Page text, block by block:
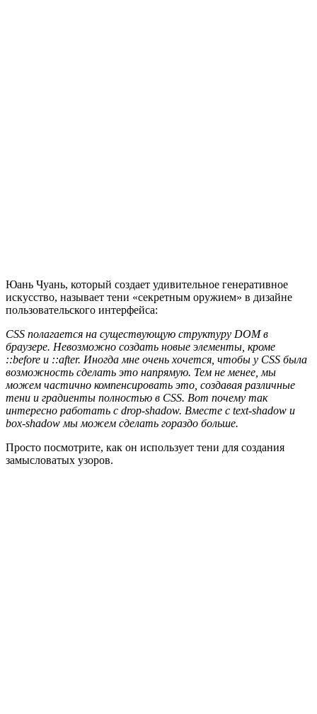
Юань Чуань, который создает удивительное генеративное
искусство, называет тени «секретным оружием» в дизайне
пользовательского интерфейса:
CSS полагается на существующую структуру DOM в
браузере. Невозможно создать новые элементы, кроме
::before и ::after. Иногда мне очень хочется, чтобы у CSS была
возможность сделать это напрямую. Тем не менее, мы
можем частично компенсировать это, создавая различные
тени и градиенты полностью в CSS. Вот почему так
интересно работать с drop-shadow. Вместе с text-shadow и
box-shadow мы можем сделать гораздо больше.
Просто посмотрите, как он использует тени для создания
замысловатых узоров.